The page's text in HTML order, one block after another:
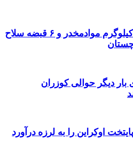
کشف حدود ۳۰۰ کیلوگرم موادمخدر و ۶ قبضه سلاح
ریشتری بار دیگر حوالی کوزران
اوکراین را به لرزه درآورد